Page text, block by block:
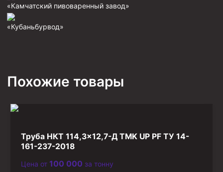
Фрезеры пилотные
Райберы конусные
Ключи
Колокола ловильные
Быстроразъёмные соединения (БРС)
«Камчатский пивоваренный завод»
«Кубаньбурвод»
Похожие товары
Труба НКТ 114,3×12,7-Д TMK UP PF ТУ 14-
161-237-2018
Цена от 100 000 за тонну